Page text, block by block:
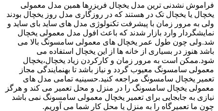
فراموش نشدنی ترین مدل یخچال فریزرها همین مدل معمولی
یخچال یا یخچال تک در هستند که در روزگاری مدل روز یخچال بودند
ولی به مرور زمان با پیشرفت تکنولوژی مدل های ساید بای ساید و
نمایشگردار وارد بازار شدند که باعث افول مدل معمولی یخچال
شد.ولی چون طول عمر یخچال های معمولی سامسونگ بالا می
باشد هنوز در بسیاری از خانه ها از این یخچال استفاده می
شود.ممکن است به مرور زمان و کارکردن زیاد یخچال،یخچال
معمولی سامسونگ معیوب گردد و نیاز باشد تا بهنمایندگی مجاز
تعمیر یخچال سامسونگ مراجعه کنید.حسینیه تمامی مدل های
معمولی یخچال سامسونگ را در منزل و محل تعمیر می کند و هرگز
نیازی به جابجایی برای تعمیر یخچال معمولی سامسونگ نمی باشد
چون ما تعمیرگاه را به منزل یا محل کار شما می آوریم.